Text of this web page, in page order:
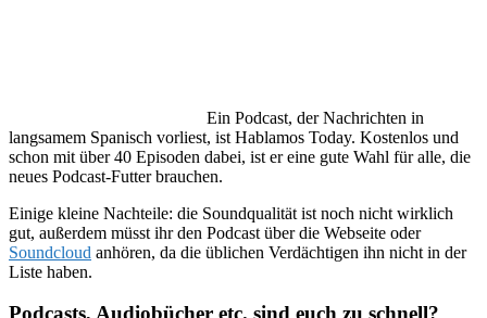
Ein Podcast, der Nachrichten in
langsamem Spanisch vorliest, ist Hablamos Today. Kostenlos und
schon mit über 40 Episoden dabei, ist er eine gute Wahl für alle, die
neues Podcast-Futter brauchen.
Einige kleine Nachteile: die Soundqualität ist noch nicht wirklich
gut, außerdem müsst ihr den Podcast über die Webseite oder
Soundcloud anhören, da die üblichen Verdächtigen ihn nicht in der
Liste haben.